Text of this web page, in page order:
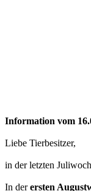
Information vom
Liebe Tierbesitzer,
in der letzten
In derersten